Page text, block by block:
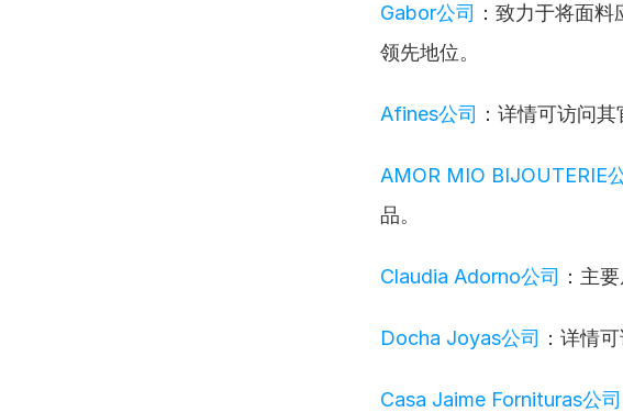
Gabor公司 ：致力于将面
领先地位。
Afines公司 ：详情可访问其
AMOR MIO BIJOUTERIE
品。
Claudia Adorno公司 ：主
Docha Joyas公司 ：详情
Casa Jaime Fornituras公司